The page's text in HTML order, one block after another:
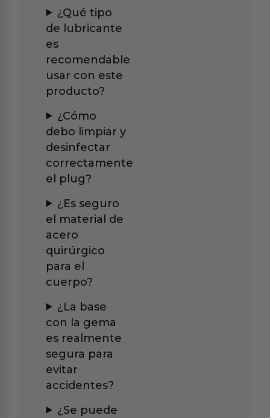
¿Qué tipo
de lubricante
es
recomendable
usar con este
producto?
¿Cómo
debo limpiar y
desinfectar
correctamente
el plug?
¿Es seguro
el material de
acero
quirúrgico
para el
cuerpo?
¿La base
con la gema
es realmente
segura para
evitar
accidentes?
¿Se puede